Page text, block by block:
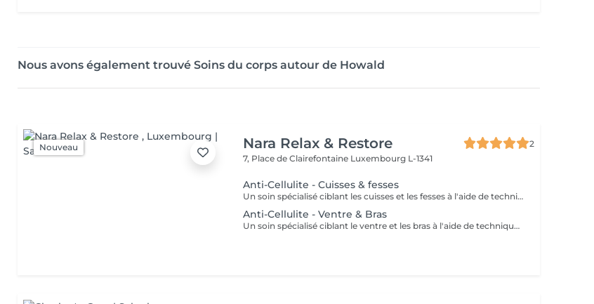
Nous avons également trouvé Soins du corps autour de Howald
Nouveau Nara Relax & Restore
2
7, Place de Clairefontaine Luxembourg L-1341
Anti-Cellulite - Cuisses & fesses
Un soin spécialisé ciblant les cuisses et les fesses à l'aide de techniques de massage intensives destinées à stimuler la circulation et à agir sur les tissus sous-jacents. Ce traitement contribue à améliorer l'apparence de la peau, à soutenir la tonicité des tissus et à procurer une sensation de peau plus lisse et revitalisée.
Anti-Cellulite - Ventre & Bras
Un soin spécialisé ciblant le ventre et les bras à l'aide de techniques de massage ciblées destinées à stimuler la circulation et à soutenir l'apparence naturelle de la peau. Ce traitement intensif aide à améliorer la tonicité des tissus, affiner le grain de peau et laisser la peau plus souple, plus douce et agréablement rafraîchie.